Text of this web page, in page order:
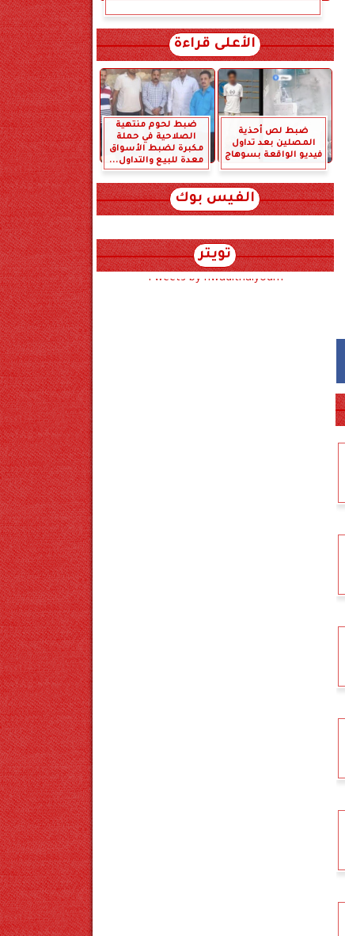
الأعلى قراءة
ضبط لص أحذية
المصلين بعد تداول
فيديو الواقعة بسوهاج
ضبط لحوم منتهية
الصلاحية في حملة
مكبرة لضبط الأسواق
معدة للبيع والتداول...
الفيس بوك
تويتر
Tweets by hwadithalyoum